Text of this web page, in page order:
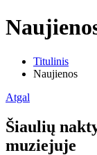
Titulinis
Naujienos
Atgal
Šiaulių
muziejuje